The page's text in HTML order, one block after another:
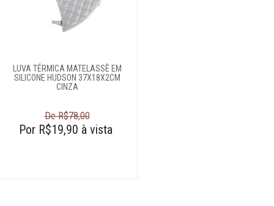
Luvas
Maçaricos
Panos de copa
Peneiras
Pincel
Plaina de queijo
LUVA TÉRMICA MATELASSÊ EM
SILICONE HUDSON 37X18X2CM
CINZA
De R$78,00
Por R$19,90 à vista